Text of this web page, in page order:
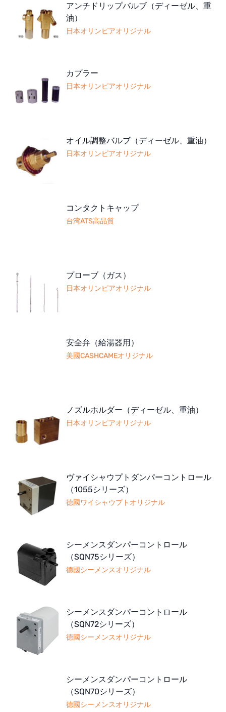
アンチドリップバルブ（ディーゼル、重
油）
日本オリンピアオリジナル
カプラー
日本オリンピアオリジナル
オイル調整バルブ（ディーゼル、重油）
日本オリンピアオリジナル
コンタクトキャップ
台湾ATS高品質
プローブ（ガス）
日本オリンピアオリジナル
安全弁（給湯器用）
美國CASHCAMEオリジナル
ノズルホルダー（ディーゼル、重油）
日本オリンピアオリジナル
ヴァイシャウプトダンパーコントロール
（1055シリーズ）
德國ワイシャウプトオリジナル
シーメンスダンパーコントロール
（SQN75シリーズ）
德國シーメンスオリジナル
シーメンスダンパーコントロール
（SQN72シリーズ）
德國シーメンスオリジナル
シーメンスダンパーコントロール
（SQN70シリーズ）
德國シーメンスオリジナル